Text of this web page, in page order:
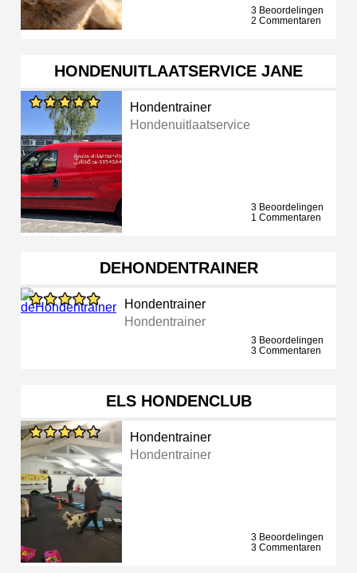
3 Beoordelingen
2 Commentaren
HONDENUITLAATSERVICE JANE
Hondentrainer
Hondenuitlaatservice
3 Beoordelingen
1 Commentaren
DEHONDENTRAINER
Hondentrainer
Hondentrainer
3 Beoordelingen
3 Commentaren
ELS HONDENCLUB
Hondentrainer
Hondentrainer
3 Beoordelingen
3 Commentaren